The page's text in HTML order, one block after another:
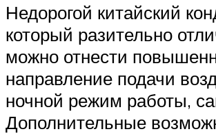
Недорогой китайский
который разительно
можно отнести
направление подачи
ночной режим работы,
Дополнительные